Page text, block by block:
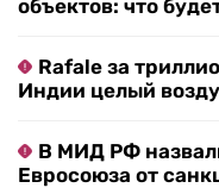
объектов: что
Rafale за
Индии целый
В МИД РФ
Евросоюза от